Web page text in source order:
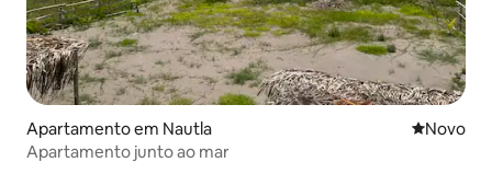
Apartamento em Nautla Novo
Novo
Apartamento junto ao mar